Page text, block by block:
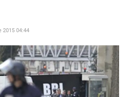
2015 04:44